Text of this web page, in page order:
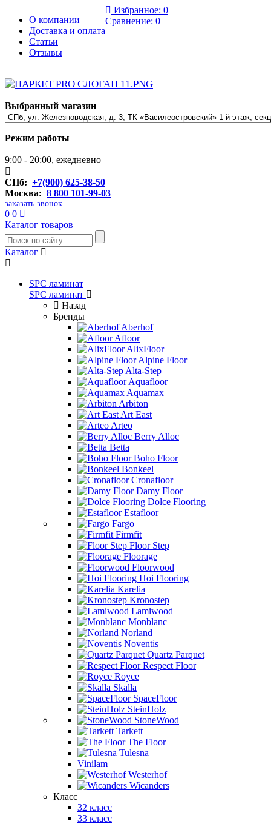
О компании
Доставка и оплата
Статьи
Отзывы
Избранное: 0
Сравнение: 0
Выбранный магазин
Режим работы
9:00 - 20:00, ежедневно
СПб: +7(900) 625-38-50
Москва: 8 800 101-99-03
заказать звонок
0 0
Каталог товаров
Каталог
SPC ламинат
SPC ламинат
Назад
Бренды
Aberhof
Afloor
AlixFloor
Alpine Floor
Alta-Step
Aquafloor
Aquamax
Arbiton
Art East
Arteo
Berry Alloc
Betta
Boho Floor
Bonkeel
Cronafloor
Damy Floor
Dolce Flooring
Estafloor
Fargo
Firmfit
Floor Step
Floorage
Floorwood
Hoi Flooring
Karelia
Kronostep
Lamiwood
Monblanc
Norland
Noventis
Quartz Parquet
Respect Floor
Royce
Skalla
SpaceFloor
SteinHolz
StoneWood
Tarkett
The Floor
Tulesna
Vinilam
Westerhof
Wicanders
Класс
32 класс
33 класс